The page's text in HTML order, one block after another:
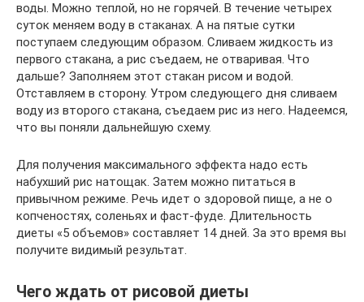
воды. Можно теплой, но не горячей. В течение четырех
суток меняем воду в стаканах. А на пятые сутки
поступаем следующим образом. Сливаем жидкость из
первого стакана, а рис съедаем, не отваривая. Что
дальше? Заполняем этот стакан рисом и водой.
Отставляем в сторону. Утром следующего дня сливаем
воду из второго стакана, съедаем рис из него. Надеемся,
что вы поняли дальнейшую схему.
Для получения максимального эффекта надо есть
набухший рис натощак. Затем можно питаться в
привычном режиме. Речь идет о здоровой пище, а не о
копченостях, соленьях и фаст-фуде. Длительность
диеты «5 объемов» составляет 14 дней. За это время вы
получите видимый результат.
Чего ждать от рисовой диеты